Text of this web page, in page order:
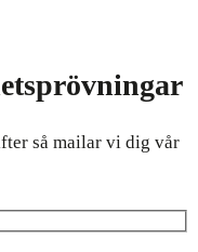
så mailar vi dig vår